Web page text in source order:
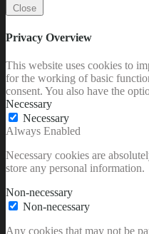
Close
Privacy Overview
This website uses cookies to
for the working of basic
consent. You also have the
Necessary
Necessary
Always Enabled
Necessary cookies are
store any personal information.
Non-necessary
Non-necessary
Any cookies that may not be